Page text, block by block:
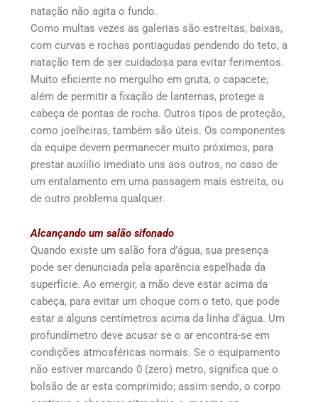
natação não agita o fundo.
Como multas vezes as galerias são estreitas, baixas,
com curvas e rochas pontiagudas pendendo do teto, a
natação tem de ser cuidadosa para evitar ferimentos.
Muito eficiente no mergulho em gruta, o capacete;
além de permitir a fixação de lanternas, protege a
cabeça de pontas de rocha. Outros tipos de proteção,
como joelheiras, também são úteis. Os componentes
da equipe devem permanecer muito próximos, para
prestar auxíilio imediato uns aos outros, no caso de
um entalamento em uma passagem mais estreita, ou
de outro problema qualquer.
Alcançando um salão sifonado
Quando existe um salão fora d’água, sua presença
pode ser denunciada pela aparência espelhada da
superfície. Ao emergir, a mão deve estar acima da
cabeça, para evitar um choque com o teto, que pode
estar a alguns centímetros acima da linha d’água. Um
profundímetro deve acusar se o ar encontra-se em
condições atmosféricas normais. Se o equipamento
não estiver marcando 0 (zero) metro, significa que o
bolsão de ar esta comprimido; assim sendo, o corpo